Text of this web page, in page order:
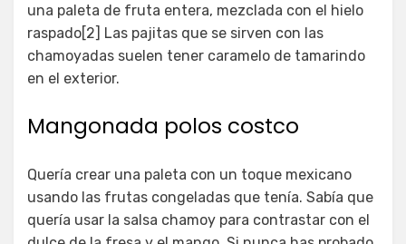
una paleta de fruta entera, mezclada con el hielo
raspado[2] Las pajitas que se sirven con las
chamoyadas suelen tener caramelo de tamarindo
en el exterior.
Mangonada polos costco
Quería crear una paleta con un toque mexicano
usando las frutas congeladas que tenía. Sabía que
quería usar la salsa chamoy para contrastar con el